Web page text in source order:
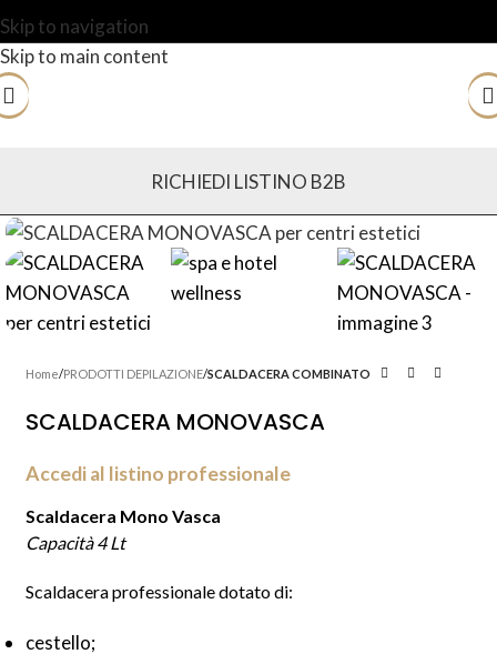
Skip to navigation
Skip to main content
RICHIEDI LISTINO B2B
Home PRODOTTI DEPILAZIONE SCALDACERA COMBINATO
SCALDACERA MONOVASCA
Accedi al listino professionale
Scaldacera Mono Vasca
Capacità 4 Lt
Scaldacera professionale dotato di:
cestello;